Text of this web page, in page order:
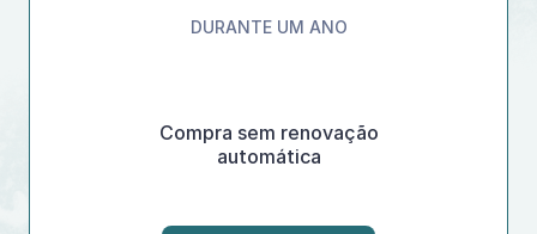
DURANTE UM ANO
Compra sem renovação
automática